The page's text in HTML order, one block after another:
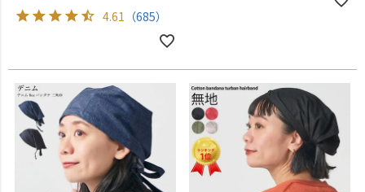
4.61 （685）